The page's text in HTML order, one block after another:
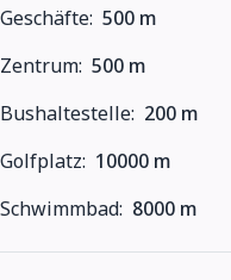
Geschäfte: 500 m
Zentrum: 500 m
Bushaltestelle: 200 m
Golfplatz: 10000 m
Schwimmbad: 8000 m